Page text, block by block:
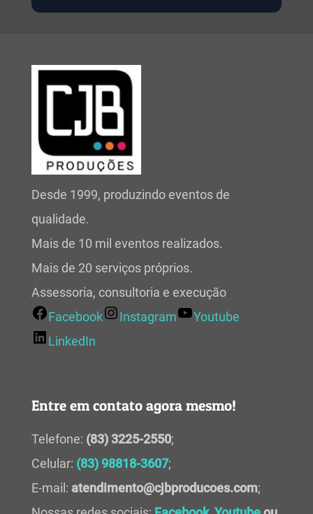
Desde 1999, produzindo eventos de
qualidade.
Mais de 10 mil eventos realizados.
Mais de 20 serviços próprios.
Assessoria, consultoria e execução
Facebook
Instagram
Youtube
LinkedIn
Entre em contato agora mesmo!
Telefone: (83) 3225-2550;
Celular: (83) 98818-3607;
E-mail: atendimento@cjbproducoes.com;